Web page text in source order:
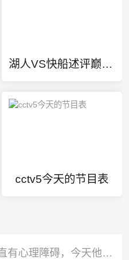
湖人VS快船述评巅峰对决
cctv5今天的节目表
阿隆索：拉维亚此前一直有心理障碍，今天他很累但发自内心地开心